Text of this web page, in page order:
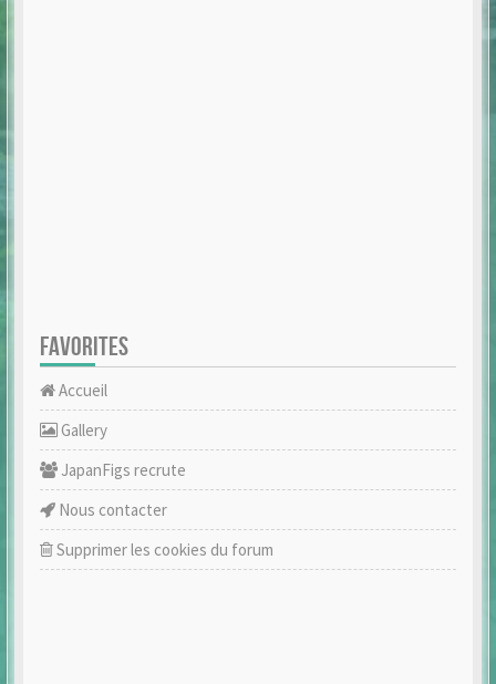
FAVORITES
Accueil
Gallery
JapanFigs recrute
Nous contacter
Supprimer les cookies du forum